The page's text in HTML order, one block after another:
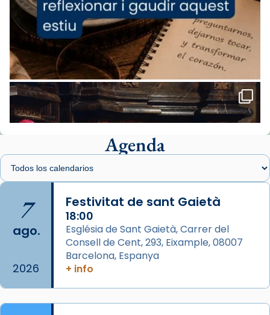
L’arquebisbe de Barcelona, el cardenal Joan
Josep Omella, ha presidit la missa i l’ha
concelebrat el bisbe auxiliar de Barcelona,
Mons. David Abadías.
📸 Dr. G. Simón
Foto
View on Facebook Share
Arquebisbat de Barcelona
1 week ago
Memòria de les santes Juliana i
Semproniana, verges i màrtirs.
Acompanyant la història de sant Cugat, a
partir de l’Edat Mitjana sorgeix la tradició
que les santes Juliana (“relatiu a Júlia”) i
Semproniana (“relatiu a Semprònia =
eterna”) són deixebles seves. I l’any 1667, el
frare Joan Gaspar Roig, afirma en una obra
que les santes són filles de l’antiga Iluro.
Agenda
7
ago.
2026
Festivitat de sant Gaietà
18:00
Església de Sant Gaietà, Carrer del
Consell de Cent, 293, Eixample, 08007
Barcelona, Espanya
+ info